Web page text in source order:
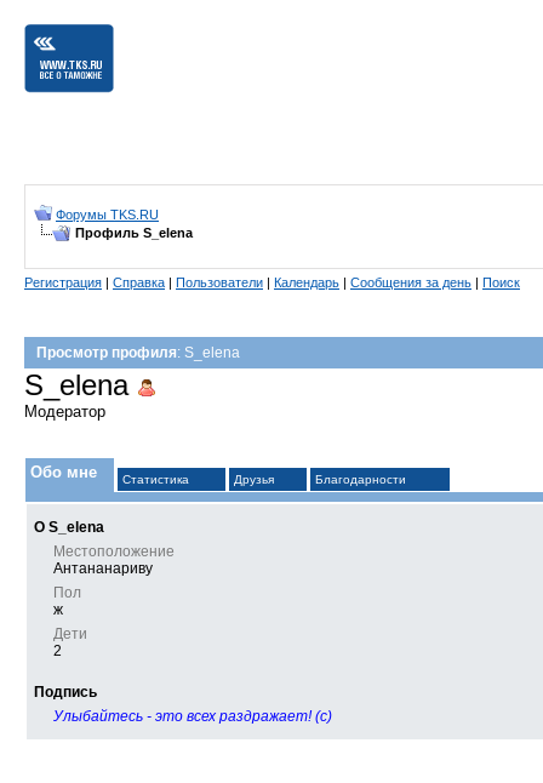
Форумы TKS.RU
Профиль S_elena
Регистрация | Справка | Пользователи | Календарь | Сообщения за день | Поиск
Просмотр профиля: S_elena
S_elena
Модератор
Обо мне Статистика Друзья Благодарности
О S_elena
Местоположение
Антананариву
Пол
ж
Дети
2
Подпись
Улыбайтесь - это всех раздражает! (c)